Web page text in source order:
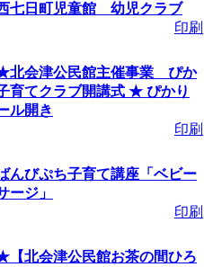
七日町児童館 幼児クラブ
印刷
北会津公民館主催事業 ぴか
育てクラブ開講式 ★ ぴかり
ル開き
印刷
んびぷち子育て講座「ベビー
ージ」
印刷
【北会津公民館お茶の間ひろ